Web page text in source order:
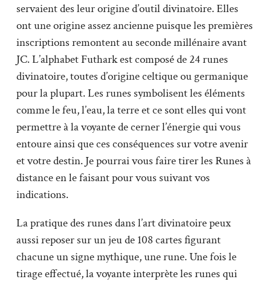
servaient des leur origine d’outil divinatoire. Elles
ont une origine assez ancienne puisque les premières
inscriptions remontent au seconde millénaire avant
JC. L’alphabet Futhark est composé de 24 runes
divinatoire, toutes d’origine celtique ou germanique
pour la plupart. Les runes symbolisent les éléments
comme le feu, l’eau, la terre et ce sont elles qui vont
permettre à la voyante de cerner l’énergie qui vous
entoure ainsi que ces conséquences sur votre avenir
et votre destin. Je pourrai vous faire tirer les Runes à
distance en le faisant pour vous suivant vos
indications.
La pratique des runes dans l’art divinatoire peux
aussi reposer sur un jeu de 108 cartes figurant
chacune un signe mythique, une rune. Une fois le
tirage effectué, la voyante interprète les runes qui